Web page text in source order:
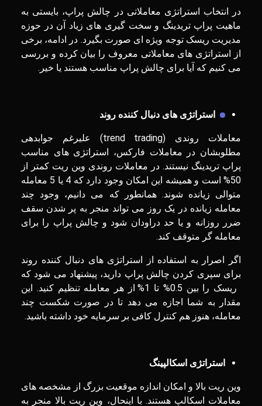
در انتخاب استراتژی معاملاتی در چالش پراپ، بایستی به
ماهیت پراپ تریدینگ و سخت گیری های زیاد آن در حوزه
مدیریت ریسک توجه ویژه ای صورت بگیرد. در ادامه، برخی
از استراتژی های معاملاتی معروف را بیان کرده و بررسی
می کنیم که آیا برای چالش پراپ مناسب هستند یا خیر.
استراتژی های دنبال کننده روند
معاملات روندی (trend trading) علیرغم جوابدهی
مطلوبشان در معاملات فارکس، استراتژی های مناسب
پراپ تریدینگ نیستند. در معاملات روندی وین ریت کمتر از
50% است و همیشه این امکان وجود دارد که 4 یا 5 معامله
متوالی زیانده شوند. همانطور که می دانیم، وجود چند
معامله زیانده در یک روز می تواند منجر به پر شدن سقف
ضرر روزانه و یا حد دراودان شود و چالش پراپ را برای
معامله گر متوقف کند.
اگر اصرار به استفاده از استراتژی های دنبال کننده روند
برای سپری کردن چالش پراپ دارید، پیشنهاد می شود که
ریسک را بین 0.5% تا 1% از هر معامله تنظیم کنید. این
مقدار به شما اجازه می‌ دهد تا در صورت شکست چند
معامله، هنوز هم کنترل کافی بر سرمایه خود داشته باشید.
استراتژی اسکالپینگ
وین ریت بالا و امکان اندازه موقعیت بزرگ از مشخصه های
معاملات اسکالپ هستند. با اینحال، وین ریت بالا منجر به